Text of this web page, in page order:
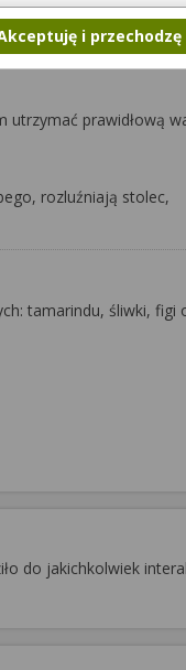
utrzymać prawidłową
rozluźniają stolec,
tamarindu, śliwki, figi
do jakichkolwiek
i